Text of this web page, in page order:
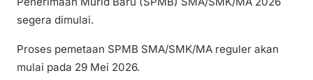
segera dimulai.
Proses pemetaan SPMB SMA/SMK/MA reguler akan
mulai pada 29 Mei 2026.